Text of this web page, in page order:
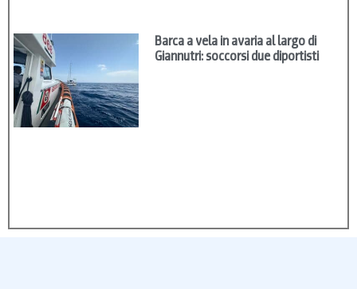
Barca a vela in avaria al largo di
Giannutri: soccorsi due diportisti